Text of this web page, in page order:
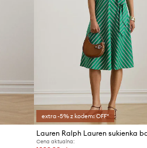
extra -5% z kodem: OFF*
Cena aktualna: